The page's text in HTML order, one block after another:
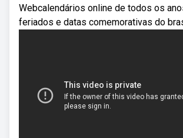
Webcalendários online de todos os
feriados e datas comemorativas do